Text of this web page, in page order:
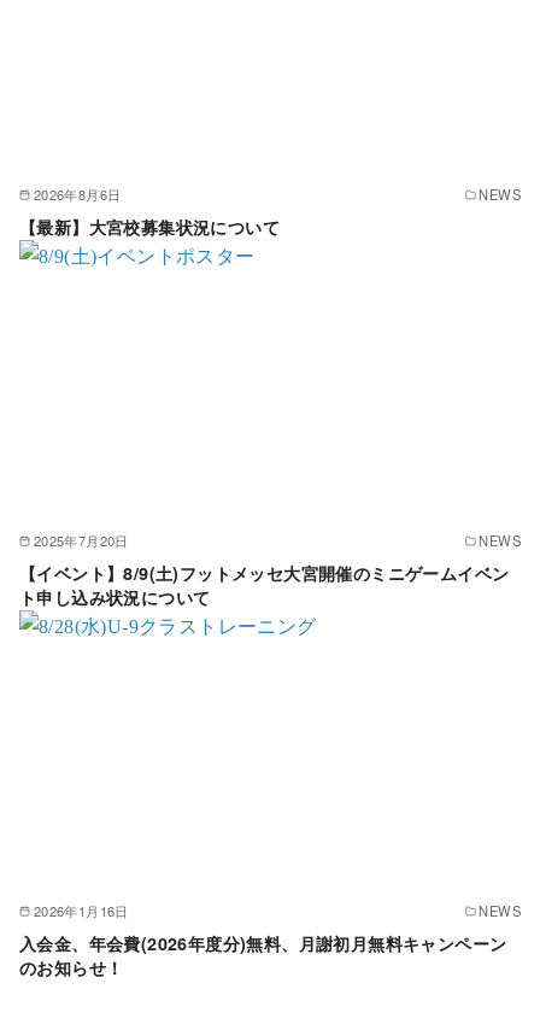
2026年8月6日 NEWS
【最新】大宮校募集状況について
2025年7月20日 NEWS
【イベント】8/9(土)フットメッセ大宮開催のミニゲームイベン
ト申し込み状況について
2026年1月16日 NEWS
入会金、年会費(2026年度分)無料、月謝初月無料キャンペーン
のお知らせ！